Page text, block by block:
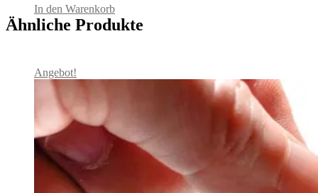
In den Warenkorb
Ähnliche Produkte
Angebot!